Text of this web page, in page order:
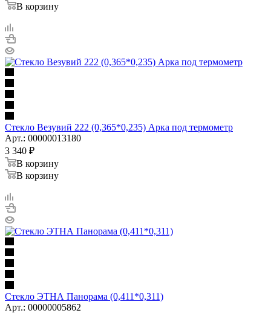
В корзину
Стекло Везувий 222 (0,365*0,235) Арка под термометр
Арт.: 00000013180
3 340 ₽
В корзину
В корзину
Стекло ЭТНА Панорама (0,411*0,311)
Арт.: 00000005862